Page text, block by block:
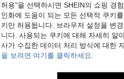
허용"을 선택하시면 SHEIN의 쇼핑 경
인화에 도움이 되는 모든 선택적 쿠키
키만 허용됩니다. 브라우저 설정을 변
니다. 사용되는 쿠키에 대해 자세히 알
사가 수집한 데이터 처리 방식에 대한
을 보려면 여기를 클릭하세요.